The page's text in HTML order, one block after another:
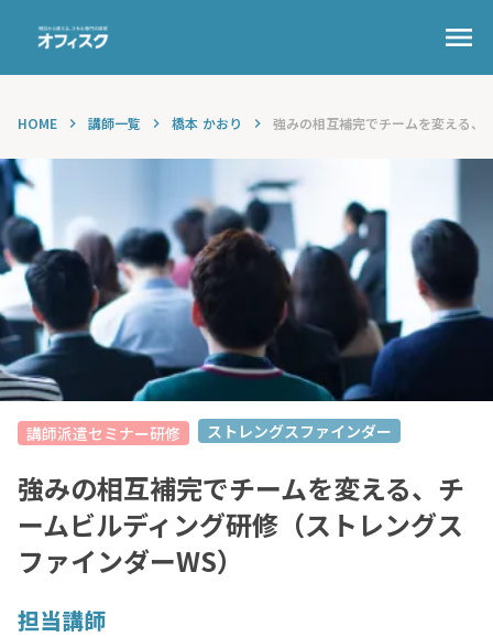
HOME keyboard_arrow_right 講師一覧 keyboard_arrow_right 橋本 かおり keyboard_arrow_right 強みの相互補完でチームを変える、
講師派遣セミナー研修 ストレングスファインダー
強みの相互補完でチームを変える、チ
ームビルディング研修（ストレングス
ファインダーWS）
担当講師
menu